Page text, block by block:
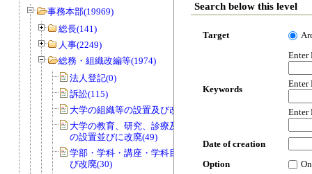
事務本部(19969)
総長(141)
人事(2249)
総務・組織改編等(1974)
法人登記(0)
訴訟(115)
大学の組織等の設置及び改廃(57)
大学の教育、研究、診療及び事務組織
の設置並びに改廃(49)
学部・学科・講座・学科目等の設置及
び改廃(30)
Search below this level
Target
Keywords
Enter
Enter
Enter
Date of creation
Option